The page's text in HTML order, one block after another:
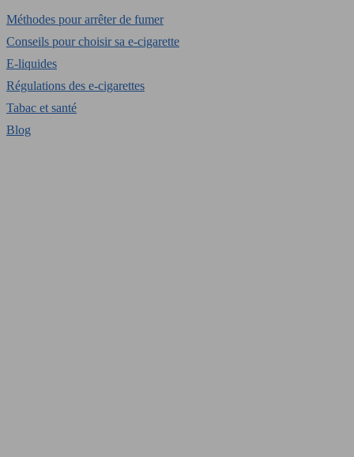
Méthodes pour arrêter de fumer
Conseils pour choisir sa e-cigarette
E-liquides
Régulations des e-cigarettes
Tabac et santé
Blog